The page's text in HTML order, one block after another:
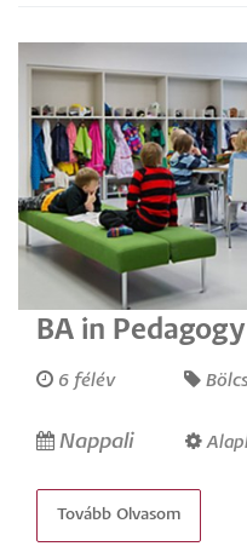
BA in Pedagogy
6 félév
Nappali
Tovább Olvasom